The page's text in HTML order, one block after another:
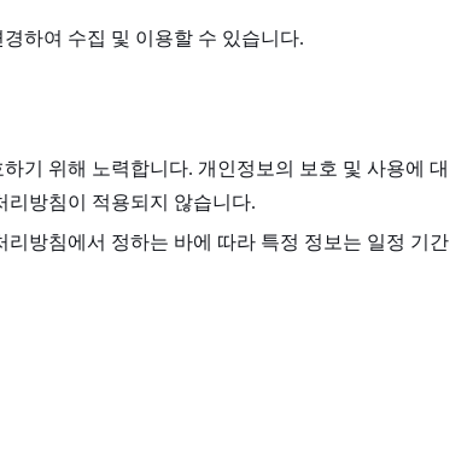
하여 수집 및 이용할 수 있습니다.
기 위해 노력합니다. 개인정보의 보호 및 사용에 대
방침이 적용되지 않습니다.
방침에서 정하는 바에 따라 특정 정보는 일정 기간